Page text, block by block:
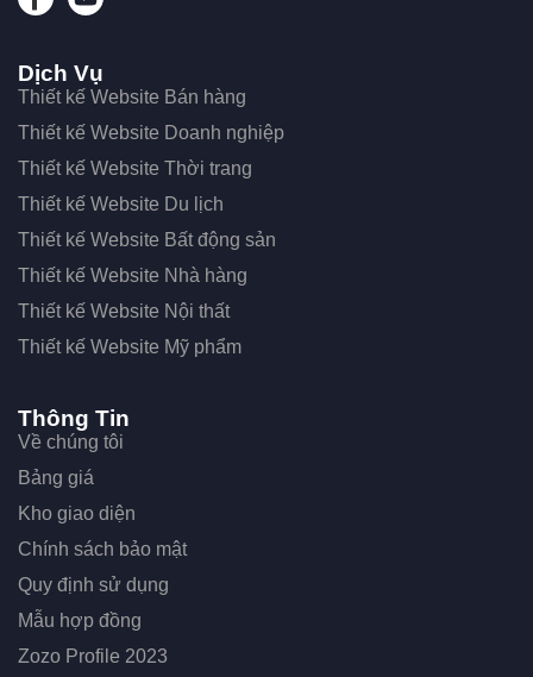
Dịch Vụ
Thiết kế Website Bán hàng
Thiết kế Website Doanh nghiệp
Thiết kế Website Thời trang
Thiết kế Website Du lịch
Thiết kế Website Bất động sản
Thiết kế Website Nhà hàng
Thiết kế Website Nội thất
Thiết kế Website Mỹ phẩm
Thông Tin
Về chúng tôi
Bảng giá
Kho giao diện
Chính sách bảo mật
Quy định sử dụng
Mẫu hợp đồng
Zozo Profile 2023